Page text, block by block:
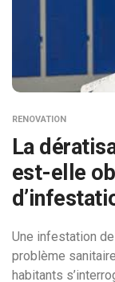
RENOVATION
La
est-elle
Une infestation
problème
habitants